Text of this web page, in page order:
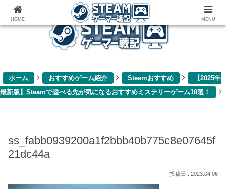
ゲーム関連雑記ブログ
ホーム おすすめゲーム紹介 Steamおすすめ
【2025年
最新版】Steamで遊べる先が気になるおすすめミステリーゲーム10選！
ss_fabb0939200a1f2bbb40b775c8e07645f
21dc44a
2023.04.06
HOME MENU